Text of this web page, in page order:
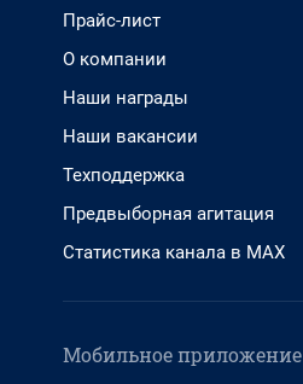
Прайс-лист
О компании
Наши награды
Наши вакансии
Техподдержка
Предвыборная агитация
Статистика канала в MAX
Мобильное приложение